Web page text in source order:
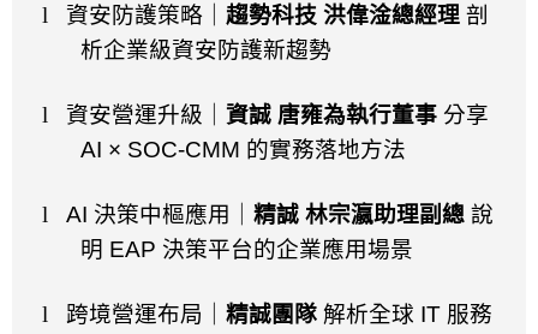
l 資安防護策略｜ 趨勢科技 洪偉淦總經理 剖
析企業級資安防護新趨勢
l 資安營運升級｜ 資誠 唐雍為執行董事 分享
AI × SOC-CMM 的實務落地方法
l AI 決策中樞應用｜ 精誠 林宗瀛助理副總 說
明 EAP 決策平台的企業應用場景
l 跨境營運布局｜ 精誠團隊 解析全球 IT 服務